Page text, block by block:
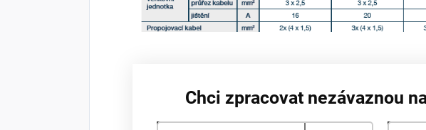
Chci zpracovat nezávaznou